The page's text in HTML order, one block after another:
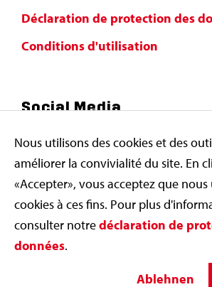
Déclaration de protection des
Conditions d'utilisation
Social Media
Nous utilisons des cookies et des
améliorer la convivialité du site. En
«Accepter», vous acceptez que
cookies à ces fins. Pour plus
consulter notredéclaration de
données.
Ablehnen